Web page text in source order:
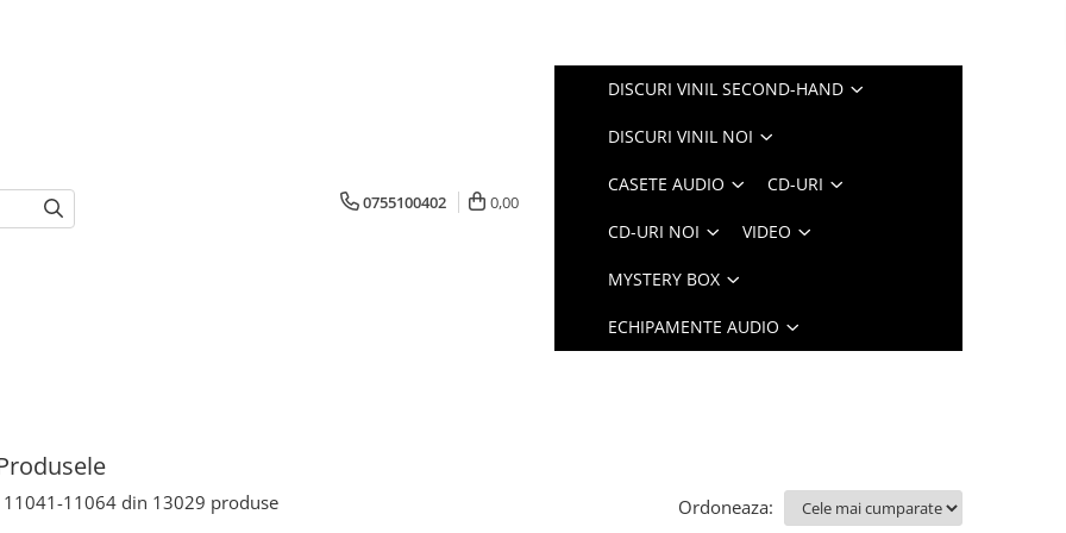
0755100402 0,00
DISCURI VINIL SECOND-HAND
DISCURI VINIL NOI
CASETE AUDIO CD-URI
CD-URI NOI VIDEO
MYSTERY BOX
ECHIPAMENTE AUDIO
11041-11064 din 13029 produse Ordoneaza: